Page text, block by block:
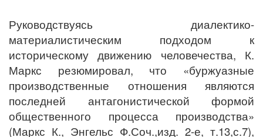
Руководствуясь диалектико-
материалистическим подходом к
историческому движению человечества, К.
Маркс резюмировал, что «буржуазные
производственные отношения являются
последней антагонистической формой
общественного процесса производства»
(Маркс К., Энгельс Ф.Соч.,изд. 2-е, т.13,с.7),